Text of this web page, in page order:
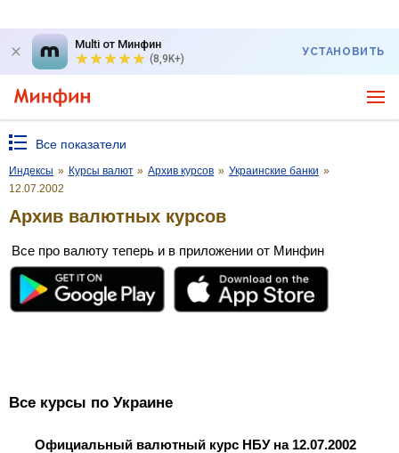
Multi от Минфин
(8,9K+)
УСТАНОВИТЬ
Все показатели
Индексы » Курсы валют » Архив курсов » Украинские банки »
12.07.2002
Архив валютных курсов
Все про валюту теперь и в приложении от Минфин
Все курсы по Украине
Официальный валютный курс НБУ на 12.07.2002